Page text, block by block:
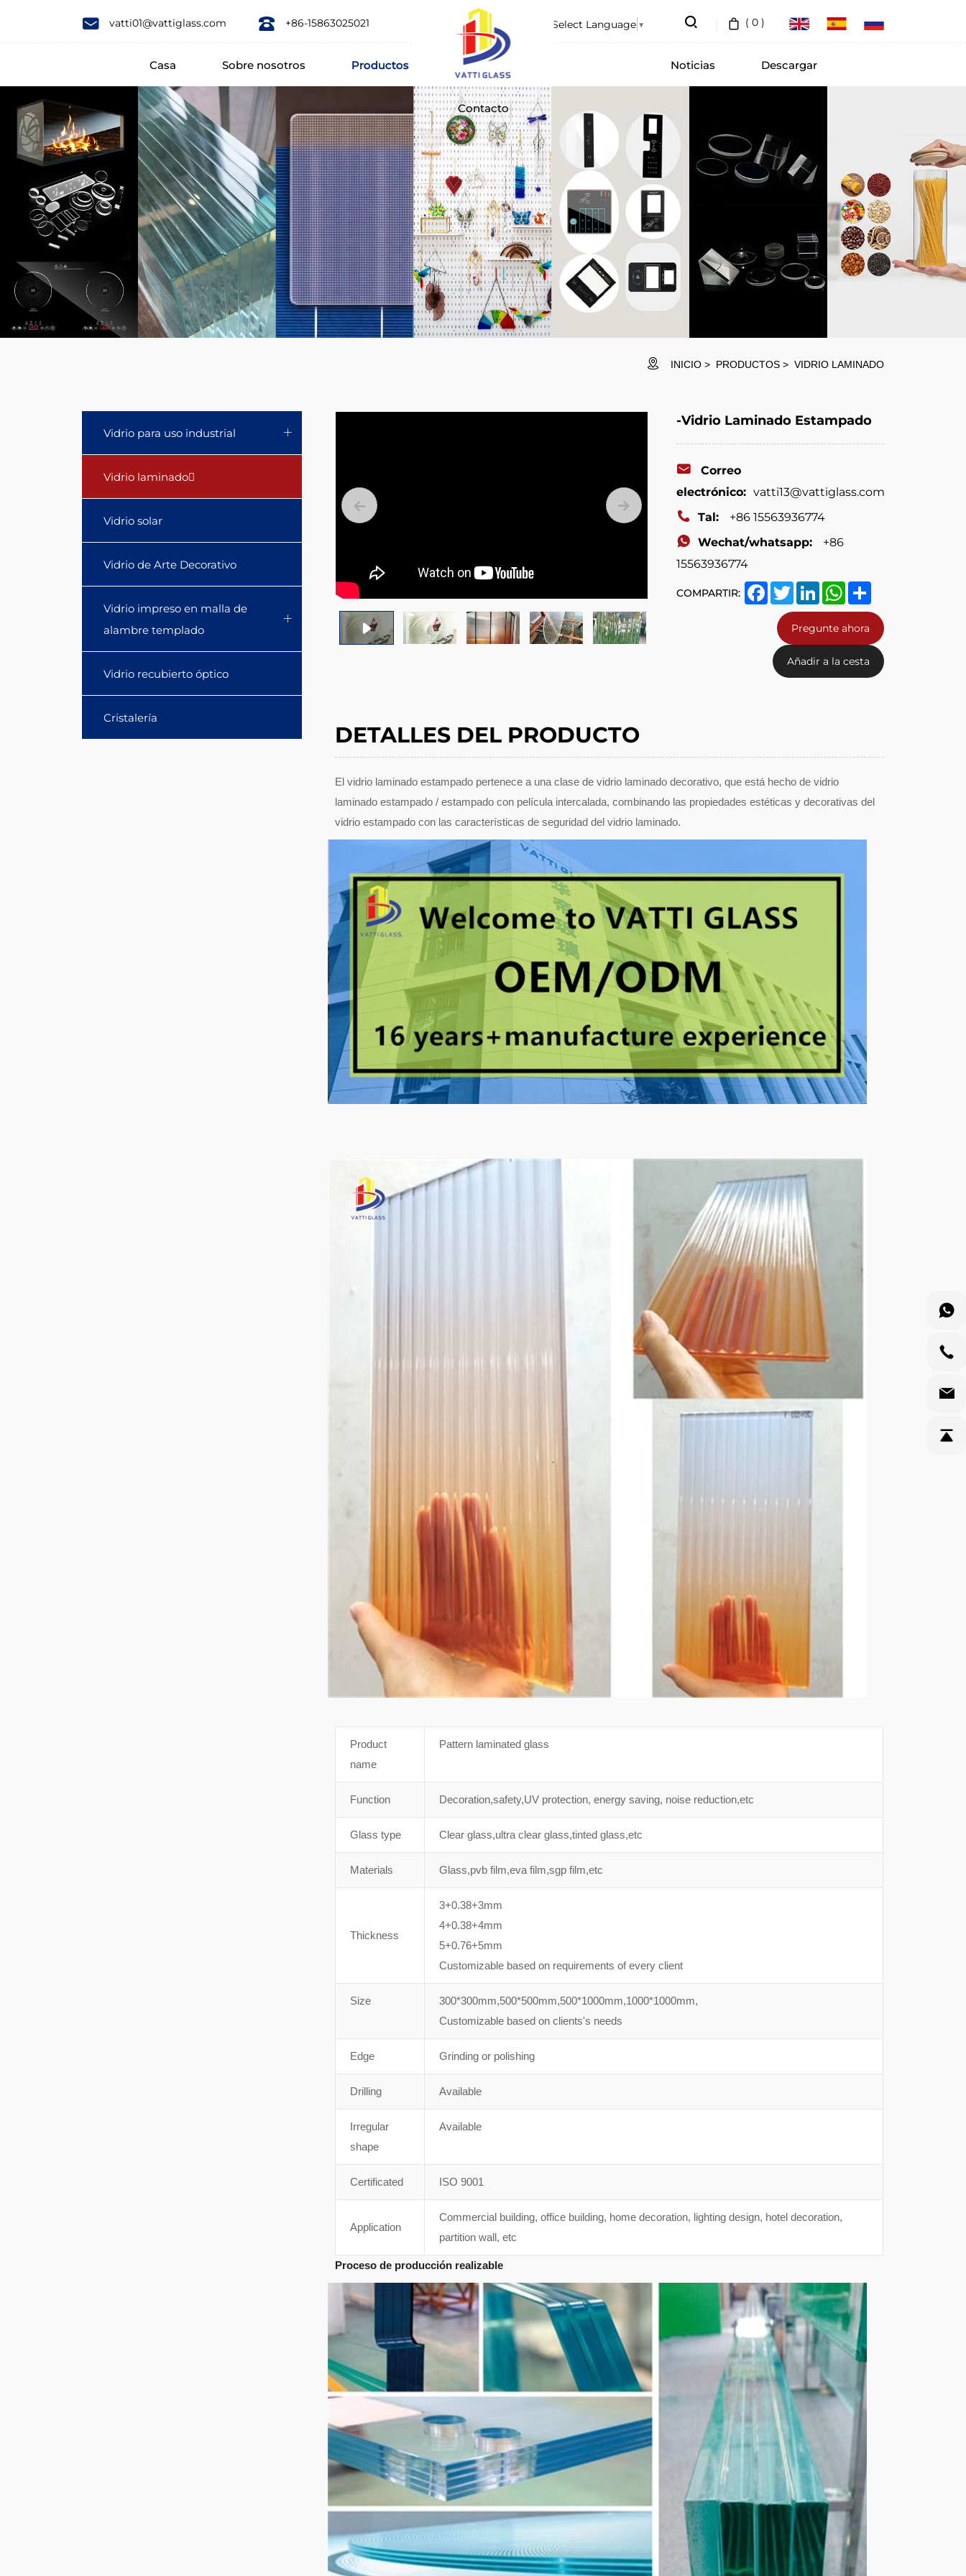
vatti01@vattiglass.com +86-15863025021 Select Language ▼ ( 0 )
Casa Sobre nosotros Productos Noticias Descargar
Contacto
Pattern
glass
belongs
to
one
decorative
laminated
glass.
INICIO PRODUCTOS VIDRIO LAMINADO
Vidrio para uso industrial
Vidrio laminado
Vidrio solar
Vidrio de Arte Decorativo
Vidrio impreso en malla de
alambre templado
Vidrio recubierto óptico
Cristalería
-Vidrio Laminado Estampado
Correo
electrónico: vatti13@vattiglass.com
Tal:
+86 15563936774
Wechat/whatsapp:
+86
15563936774
COMPARTIR: Facebook
TwitterLinkedInWhatsApp
Share
Pregunte ahora
Añadir a la cesta
DETALLES DEL PRODUCTO
El vidrio laminado estampado pertenece a una clase de vidrio laminado decorativo, que está hecho de vidrio
laminado estampado / estampado con película intercalada, combinando las propiedades estéticas y decorativas del
vidrio estampado con las características de seguridad del vidrio laminado.
Product
name
Pattern laminated glass
Function Decoration,safety,UV protection, energy saving, noise reduction,etc
Glass type Clear glass,ultra clear glass,tinted glass,etc
Materials Glass,pvb film,eva film,sgp film,etc
Thickness
3+0.38+3mm
4+0.38+4mm
5+0.76+5mm
Customizable based on requirements of every client
Size
300*300mm,500*500mm,500*1000mm,1000*1000mm,
Customizable based on clients's needs
Edge Grinding or polishing
Drilling Available
Irregular
shape
Available
Certificated ISO 9001
Application
Commercial building, office building, home decoration, lighting design, hotel decoration,
partition wall, etc
Proceso de producción realizable